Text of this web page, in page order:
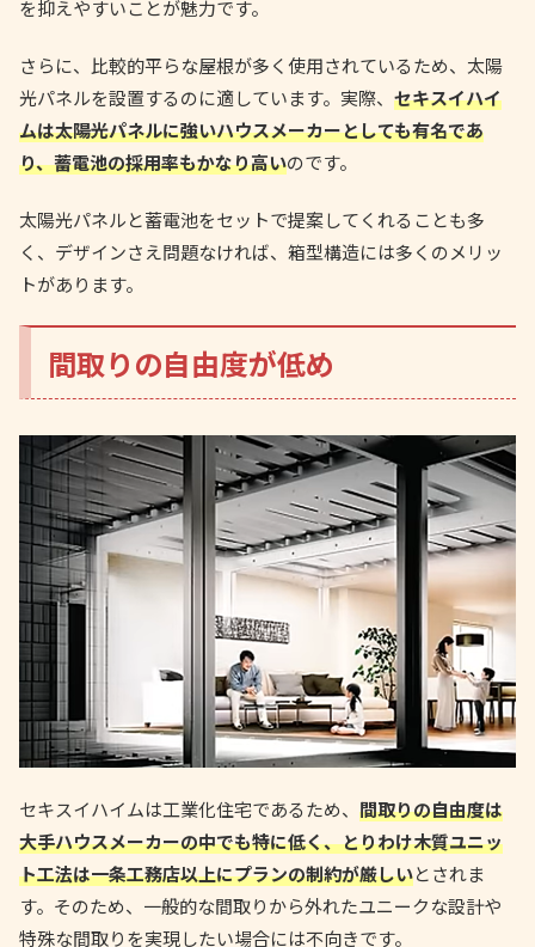
を抑えやすいことが魅力です。
さらに、比較的平らな屋根が多く使用されているため、太陽
光パネルを設置するのに適しています。実際、 セキスイハイ
ムは太陽光パネルに強いハウスメーカーとしても有名であ
り、蓄電池の採用率もかなり高いのです。
太陽光パネルと蓄電池をセットで提案してくれることも多
く、デザインさえ問題なければ、箱型構造には多くのメリッ
トがあります。
間取りの自由度が低め
セキスイハイムは工業化住宅であるため、 間取りの自由度は
大手ハウスメーカーの中でも特に低く、とりわけ木質ユニッ
ト工法は一条工務店以上にプランの制約が厳しいとされま
す。そのため、一般的な間取りから外れたユニークな設計や
特殊な間取りを実現したい場合には不向きです。